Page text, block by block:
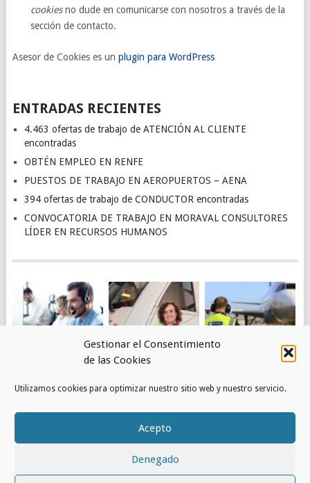
Gestionar el Consentimiento
de las Cookies
Utilizamos cookies para optimizar nuestro sitio web y nuestro servicio.
Acepto
Denegado
cookiesno dude en comunicarse con nosotros a través de la
sección de contacto.
Asesor de Cookies es un plugin para WordPress
ENTRADAS RECIENTES
4.463 ofertas de trabajo de ATENCIÓN AL CLIENTE
encontradas
OBTÉN EMPLEO EN RENFE
PUESTOS DE TRABAJO EN AEROPUERTOS – AENA
394 ofertas de trabajo de CONDUCTOR encontradas
CONVOCATORIA DE TRABAJO EN MORAVAL CONSULTORES
LÍDER EN RECURSOS HUMANOS
TRABAJO DE
RENFE
TRABAJO EN
© 2026RED DE EMPLEOS.